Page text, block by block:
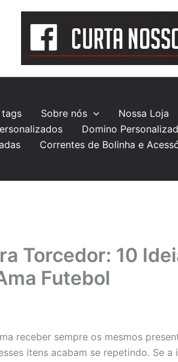
Sobre nós Nossa Loja
Domino
Correntes de Bolinha e
Torcedor: 10
Futebol
receber sempre os mesmos
itens acabam se repetindo. Se